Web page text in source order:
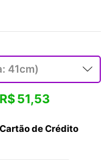
R$51,53
de Crédito